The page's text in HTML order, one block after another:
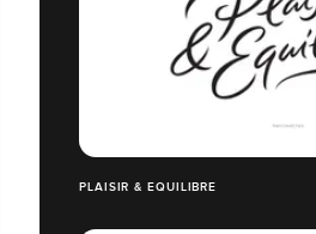
PLAISIR & EQUILIBRE